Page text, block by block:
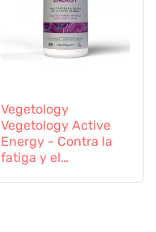
Vegetology
Vegetology Active
Energy - Contra la
fatiga y el